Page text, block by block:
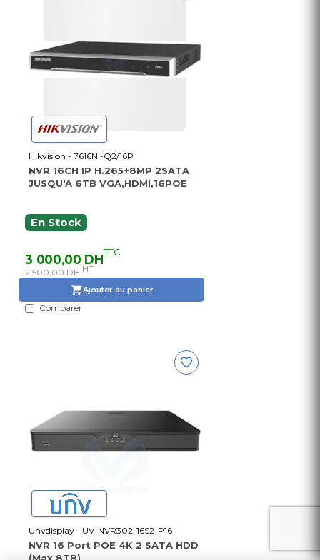
Hikvision - 7616NI-Q2/16P
NVR 16CH IP H.265+8MP 2SATA
JUSQU'A 6TB VGA,HDMI,16POE
En Stock
3 000,00 DHTTC
2 500,00 DH HT
Ajouter au panier
Comparer
Unvdisplay - UV-NVR302-16S2-P16
NVR 16 Port POE 4K 2 SATA HDD